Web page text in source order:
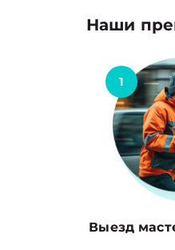
Наши
1
Выезд